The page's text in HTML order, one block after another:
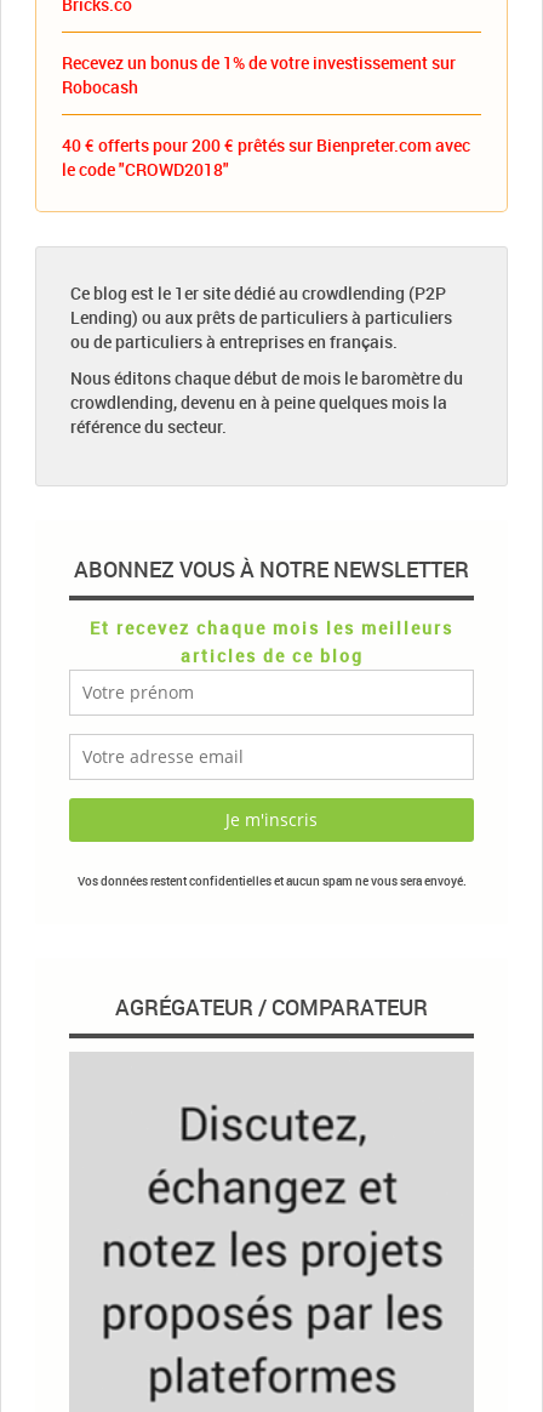
Recevez un bonus de 1% de votre investissement sur
Robocash
40 € offerts pour 200 € prêtés sur Bienpreter.com avec
le code "CROWD2018"
Ce blog est le 1er site dédié au crowdlending (P2P
Lending) ou aux prêts de particuliers à particuliers
ou de particuliers à entreprises en français.
Nous éditons chaque début de mois le baromètre du
crowdlending, devenu en à peine quelques mois la
référence du secteur.
ABONNEZ VOUS À NOTRE NEWSLETTER
Et recevez chaque mois les meilleurs
articles de ce blog
Vos données restent confidentielles et aucun spam ne vous sera envoyé.
AGRÉGATEUR / COMPARATEUR